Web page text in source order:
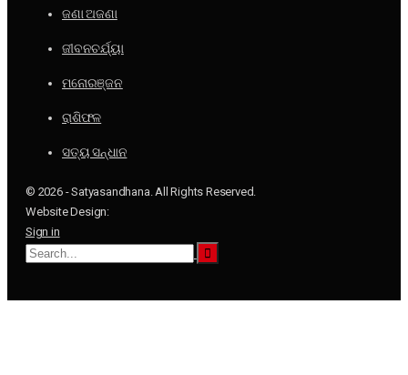
ଜଣା ଅଜଣା
ଜୀବନଚର୍ଯ୍ୟା
ମନୋରଞ୍ଜନ
ରାଶିଫଳ
ସତ୍ୟ ସନ୍ଧାନ
© 2026 - Satyasandhana. All Rights Reserved.
Website Design:
Sign in